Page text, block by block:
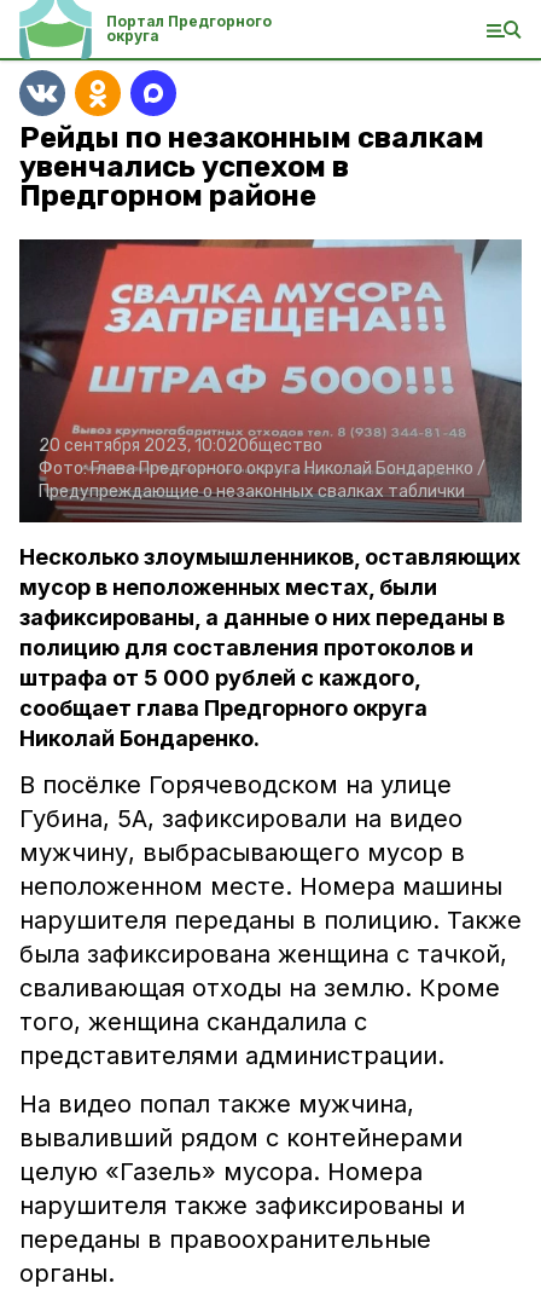
Портал Предгорного
округа
Рейды по незаконным свалкам
увенчались успехом в
Предгорном районе
20 сентября 2023, 10:02Общество
Фото:Глава Предгорного округа Николай Бондаренко /
Предупреждающие о незаконных свалках таблички
Несколько злоумышленников, оставляющих
мусор в неположенных местах, были
зафиксированы, а данные о них переданы в
полицию для составления протоколов и
штрафа от 5 000 рублей с каждого,
сообщает глава Предгорного округа
Николай Бондаренко.
В посёлке Горячеводском на улице
Губина, 5А, зафиксировали на видео
мужчину, выбрасывающего мусор в
неположенном месте. Номера машины
нарушителя переданы в полицию. Также
была зафиксирована женщина с тачкой,
сваливающая отходы на землю. Кроме
того, женщина скандалила с
представителями администрации.
На видео попал также мужчина,
вываливший рядом с контейнерами
целую «Газель» мусора. Номера
нарушителя также зафиксированы и
переданы в правоохранительные
органы.